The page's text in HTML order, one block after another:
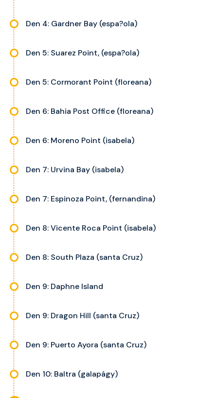
Den 4: Gardner Bay (espa?ola)
Den 5: Suarez Point, (espa?ola)
Den 5: Cormorant Point (floreana)
Den 6: Bahia Post Office (floreana)
Den 6: Moreno Point (isabela)
Den 7: Urvina Bay (isabela)
Den 7: Espinoza Point, (fernandina)
Den 8: Vicente Roca Point (isabela)
Den 8: South Plaza (santa Cruz)
Den 9: Daphne Island
Den 9: Dragon Hill (santa Cruz)
Den 9: Puerto Ayora (santa Cruz)
Den 10: Baltra (galapágy)